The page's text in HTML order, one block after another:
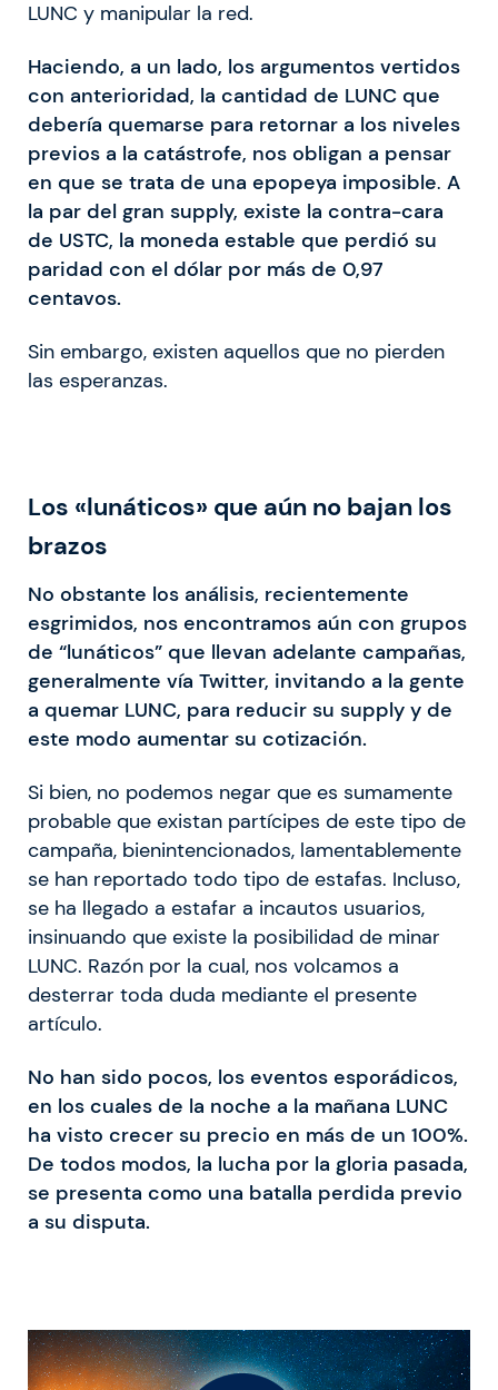
LUNC y manipular la red.
Haciendo, a un lado, los argumentos vertidos
con anterioridad, la cantidad de LUNC que
debería quemarse para retornar a los niveles
previos a la catástrofe, nos obligan a pensar
en que se trata de una epopeya imposible. A
la par del gran supply, existe la contra-cara
de USTC, la moneda estable que perdió su
paridad con el dólar por más de 0,97
centavos.
Sin embargo, existen aquellos que no pierden
las esperanzas.
Los «lunáticos» que aún no bajan los
brazos
No obstante los análisis, recientemente
esgrimidos, nos encontramos aún con grupos
de “lunáticos” que llevan adelante campañas,
generalmente vía Twitter, invitando a la gente
a quemar LUNC, para reducir su supply y de
este modo aumentar su cotización.
Si bien, no podemos negar que es sumamente
probable que existan partícipes de este tipo de
campaña, bienintencionados, lamentablemente
se han reportado todo tipo de estafas. Incluso,
se ha llegado a estafar a incautos usuarios,
insinuando que existe la posibilidad de minar
LUNC. Razón por la cual, nos volcamos a
desterrar toda duda mediante el presente
artículo.
No han sido pocos, los eventos esporádicos,
en los cuales de la noche a la mañana LUNC
ha visto crecer su precio en más de un 100%.
De todos modos, la lucha por la gloria pasada,
se presenta como una batalla perdida previo
a su disputa.